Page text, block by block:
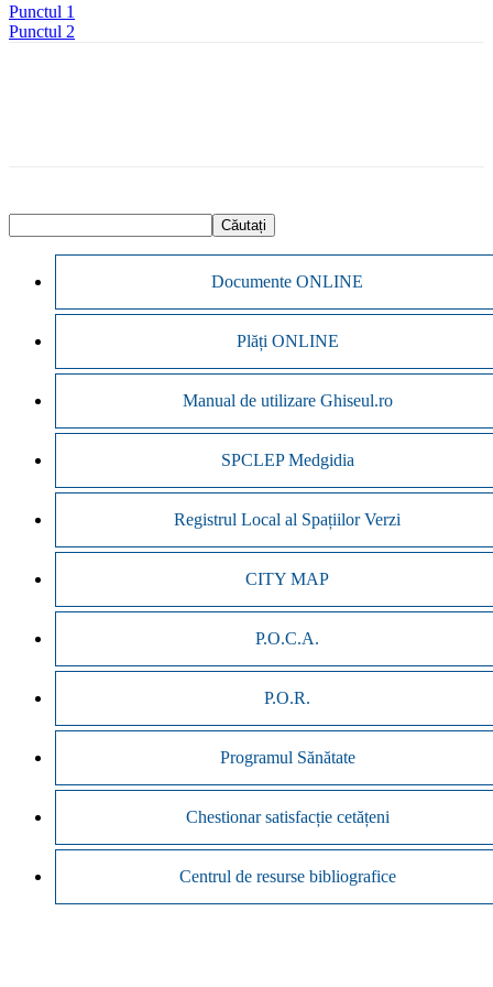
Punctul 1
Punctul 2
Documente ONLINE
Plăți ONLINE
Manual de utilizare Ghiseul.ro
SPCLEP Medgidia
Registrul Local al Spațiilor Verzi
CITY MAP
P.O.C.A.
P.O.R.
Programul Sănătate
Chestionar satisfacție cetățeni
Centrul de resurse bibliografice